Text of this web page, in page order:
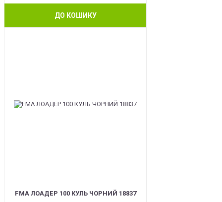
ДО КОШИКУ
FMA ЛОАДЕР 100 КУЛЬ ЧОРНИЙ 18837